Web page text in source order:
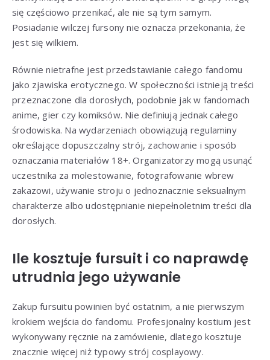
się częściowo przenikać, ale nie są tym samym.
Posiadanie wilczej fursony nie oznacza przekonania, że
jest się wilkiem.
Równie nietrafne jest przedstawianie całego fandomu
jako zjawiska erotycznego. W społeczności istnieją treści
przeznaczone dla dorosłych, podobnie jak w fandomach
anime, gier czy komiksów. Nie definiują jednak całego
środowiska. Na wydarzeniach obowiązują regulaminy
określające dopuszczalny strój, zachowanie i sposób
oznaczania materiałów 18+. Organizatorzy mogą usunąć
uczestnika za molestowanie, fotografowanie wbrew
zakazowi, używanie stroju o jednoznacznie seksualnym
charakterze albo udostępnianie niepełnoletnim treści dla
dorosłych.
Ile kosztuje fursuit i co naprawdę
utrudnia jego używanie
Zakup fursuitu powinien być ostatnim, a nie pierwszym
krokiem wejścia do fandomu. Profesjonalny kostium jest
wykonywany ręcznie na zamówienie, dlatego kosztuje
znacznie więcej niż typowy strój cosplayowy.